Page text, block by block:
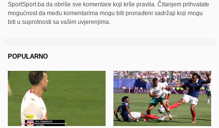
SportSport.ba da obriše sve komentare koji krše pravila. Čitanjem prihvatate
mogućnost da među komentarima mogu biti pronađeni sadržaji koji mogu
biti u suprotnosti sa vašim uvjerenjima.
POPULARNO